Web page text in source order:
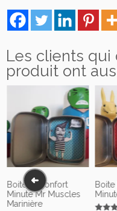
Les clients
produit ont
Boite Réconfort
Minute Mr Muscles
Marinière